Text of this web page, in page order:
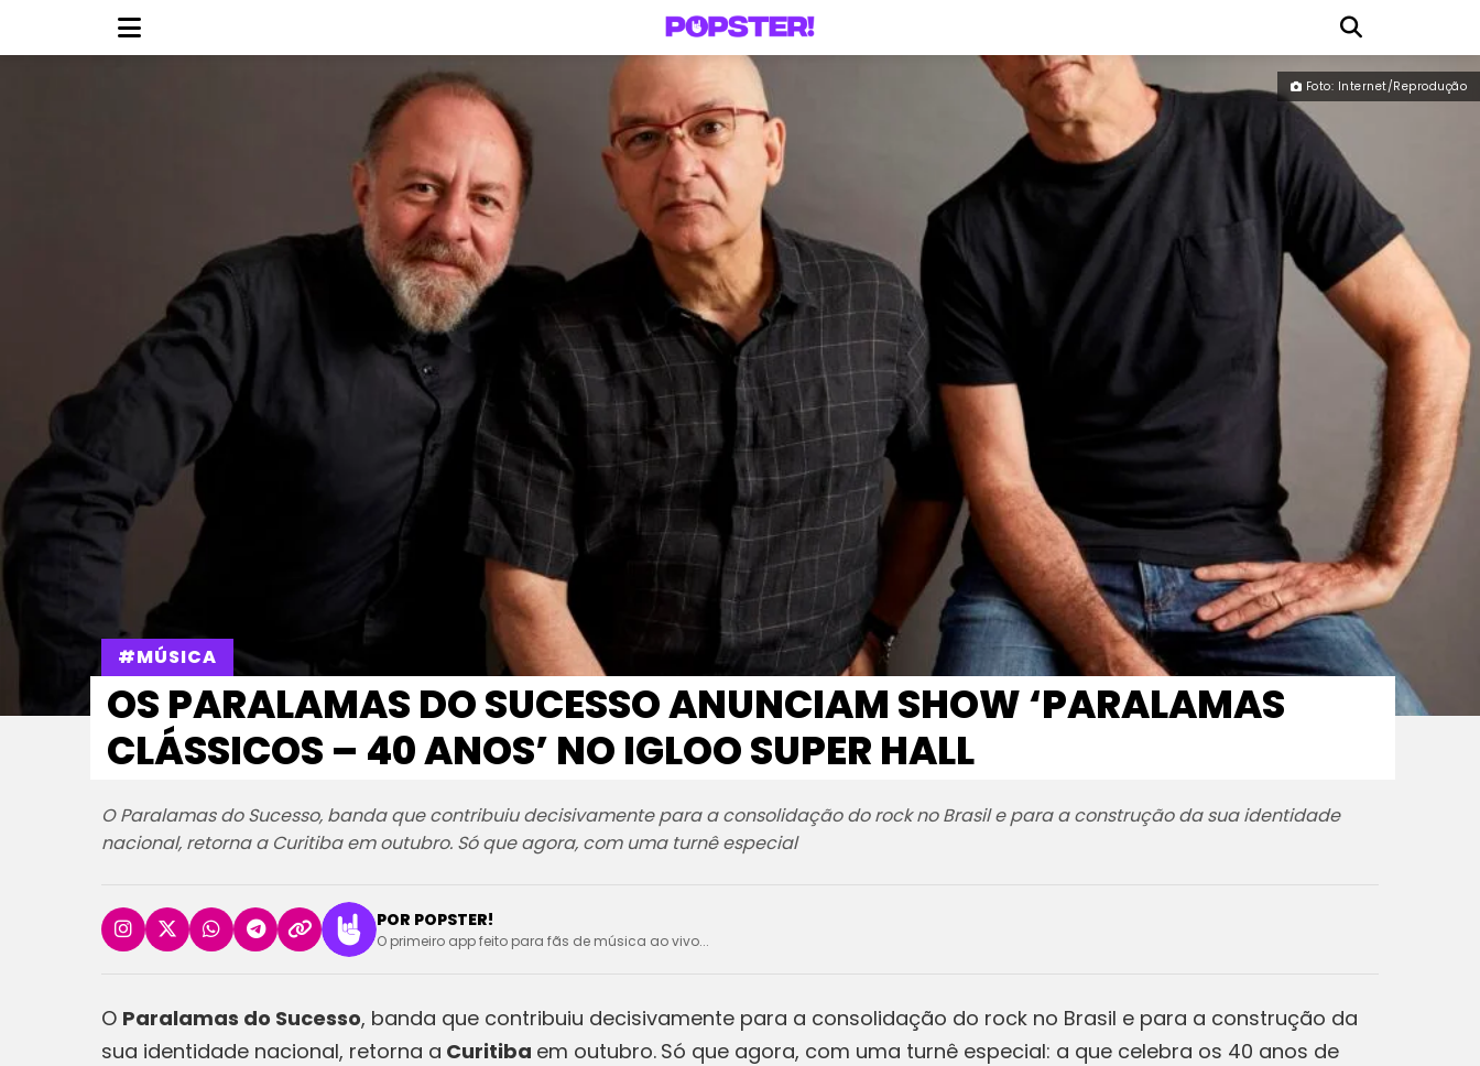
Foto: Internet/Reprodução
#MÚSICA
OS PARALAMAS DO SUCESSO ANUNCIAM SHOW ‘PARALAMAS
CLÁSSICOS – 40 ANOS’ NO IGLOO SUPER HALL
O Paralamas do Sucesso, banda que contribuiu decisivamente para a consolidação do rock no Brasil e para a construção da sua identidade
nacional, retorna a Curitiba em outubro. Só que agora, com uma turnê especial
POR POPSTER!
O primeiro app feito para fãs de música ao vivo...
O Paralamas do Sucesso, banda que contribuiu decisivamente para a consolidação do rock no Brasil e para a construção da
sua identidade nacional, retorna a Curitiba em outubro. Só que agora, com uma turnê especial: a que celebra os 40 anos de